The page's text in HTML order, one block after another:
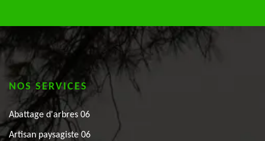
NOS SERVICES
Abattage d'arbres 06
Artisan paysagiste 06